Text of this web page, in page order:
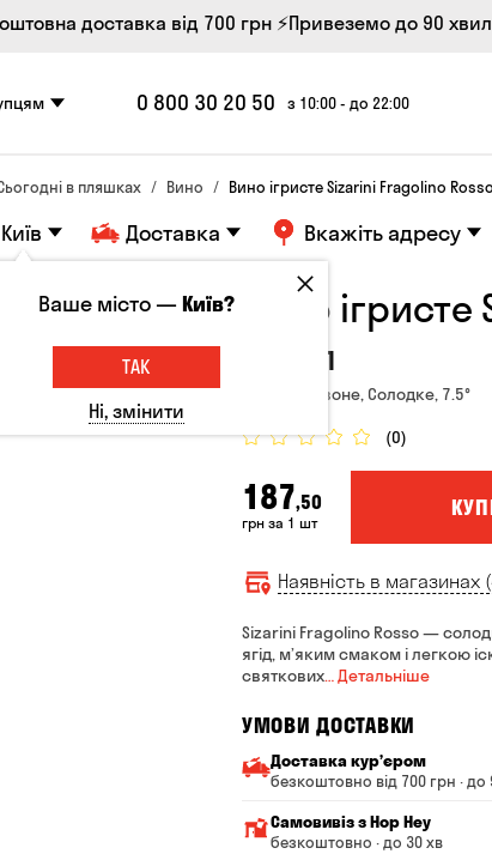
доставка від 700 грн ⚡Привеземо до 90
0 800 30 20 50 з 10:00 - до 22:00
в пляшках Вино Вино ігристе Sizarini Fragolino
Київ Доставка Вкажіть адресу
Вино
0.75л
Італія, Червоне, Солодке, 7.5°
(0)
187,50
грн за 1 шт
Наявність в магазинах
Sizarini Fragolino Rosso —
ягід, м’яким смаком і легкою
святкових… Детальніше
УМОВИ ДОСТАВКИ
Доставка курʼєром
безкоштовно від 700 грн · до
Мінімальна сума всього
Вартість доставки
Самовивіз з Hop Hey
безкоштовно · до 30 хв
Ваше місто —Київ?
ТАК
Ні, змінити